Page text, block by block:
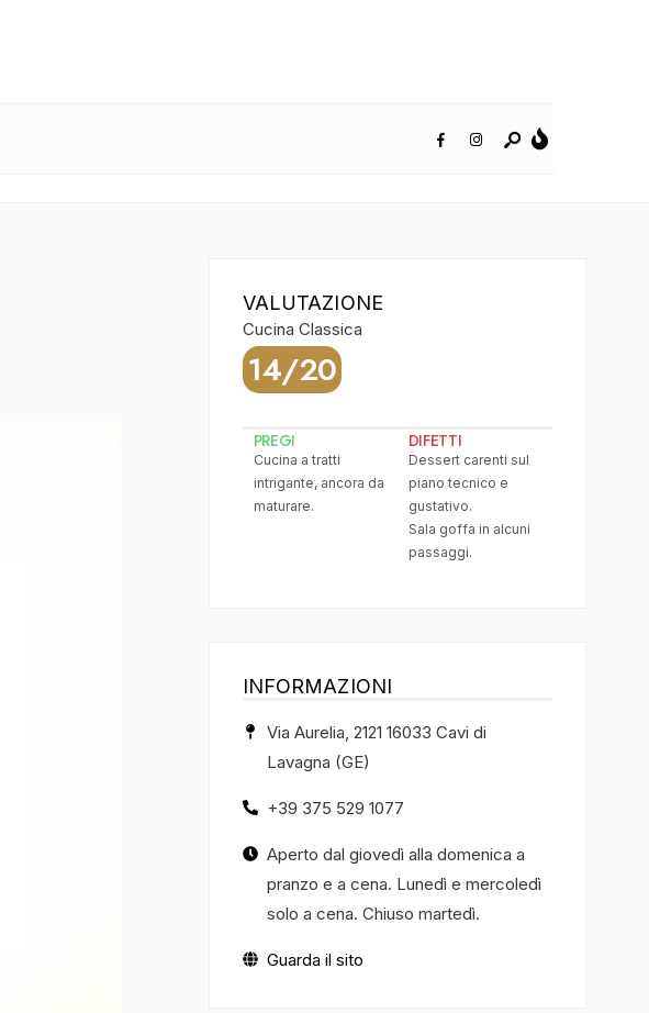
VALUTAZIONE
Cucina Classica
14/20
PREGI
Cucina a tratti
intrigante, ancora da
maturare.
DIFETTI
Dessert carenti sul
piano tecnico e
gustativo.
Sala goffa in alcuni
passaggi.
INFORMAZIONI
Via Aurelia, 2121 16033 Cavi di
Lavagna (GE)
+39 375 529 1077
Aperto dal giovedì alla domenica a
pranzo e a cena. Lunedì e mercoledì
solo a cena. Chiuso martedì.
Guarda il sito